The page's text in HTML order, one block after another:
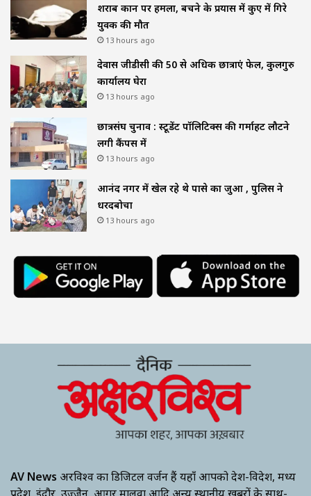
शराब दुकान पर हमला, बचने के प्रयास में कुए में गिरे
युवक की मौत
13 hours ago
देवास जीडीसी की 50 से अधिक छात्राएं फेल, कुलगुरु
कार्यालय घेरा
13 hours ago
छात्रसंघ चुनाव : स्टूडेंट पॉलिटिक्स की गर्माहट लौटने
लगी कैंपस में
13 hours ago
आनंद नगर में खेल रहे थे पासे का जुआ , पुलिस ने
धरदबोचा
13 hours ago
AV News अक्षरविश्व का डिजिटल वर्जन हैं यहाँ आपको देश-विदेश, मध्य